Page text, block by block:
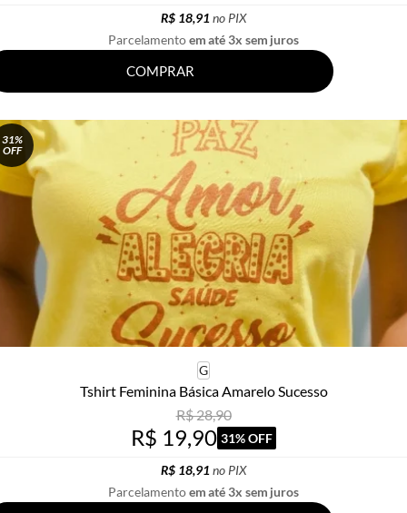
R$ 18,91 no PIX
Parcelamentoem até 3x sem juros
COMPRAR
31%
OFF
G
Tshirt Feminina Básica Amarelo Sucesso
R$ 28,90
R$ 19,90 31% OFF
R$ 18,91 no PIX
Parcelamentoem até 3x sem juros